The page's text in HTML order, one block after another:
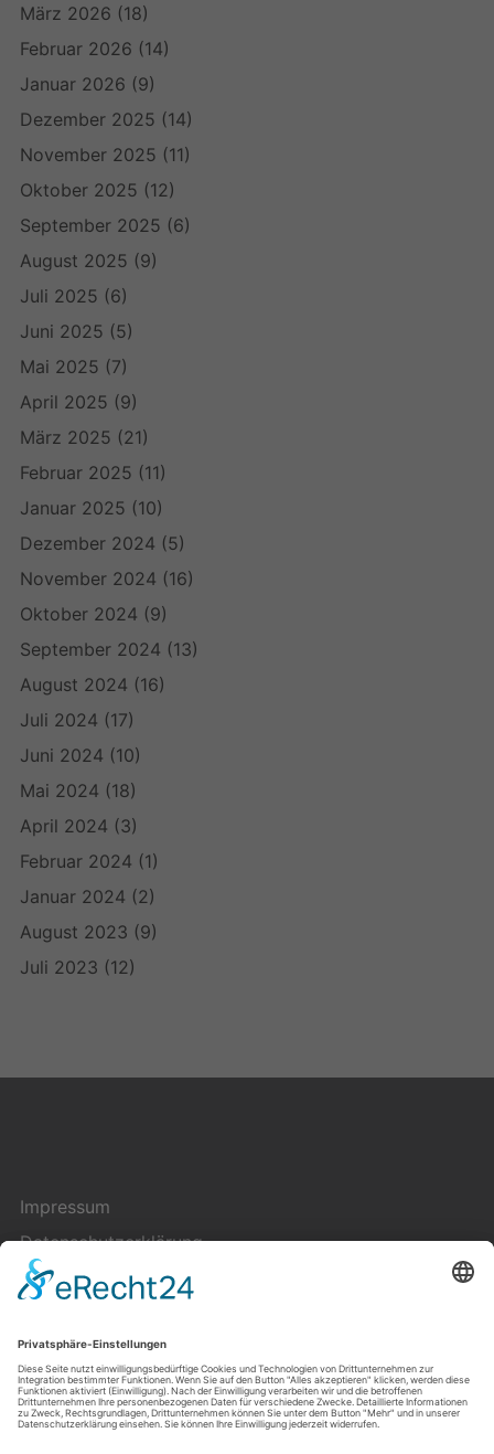
März 2026 (18)
Februar 2026 (14)
Januar 2026 (9)
Dezember 2025 (14)
November 2025 (11)
Oktober 2025 (12)
September 2025 (6)
August 2025 (9)
Juli 2025 (6)
Juni 2025 (5)
Mai 2025 (7)
April 2025 (9)
März 2025 (21)
Februar 2025 (11)
Januar 2025 (10)
Dezember 2024 (5)
November 2024 (16)
Oktober 2024 (9)
September 2024 (13)
August 2024 (16)
Juli 2024 (17)
Juni 2024 (10)
Mai 2024 (18)
April 2024 (3)
Februar 2024 (1)
Januar 2024 (2)
August 2023 (9)
Juli 2023 (12)
Impressum
Datenschutzerklärung
Cookie-Einstellungen
Über uns